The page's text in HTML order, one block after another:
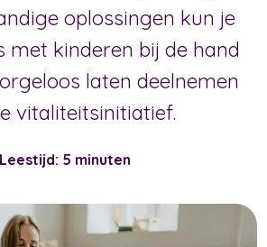
oplossingen kun je
met kinderen bij de hand
laten deelnemen
vitaliteitsinitiatief.
Leestijd: 5 minuten